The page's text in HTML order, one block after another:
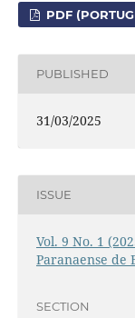
PDF
PUBLISHED
31/03/2025
ISSUE
Vol. 9 No. 1
Paranaense de
SECTION